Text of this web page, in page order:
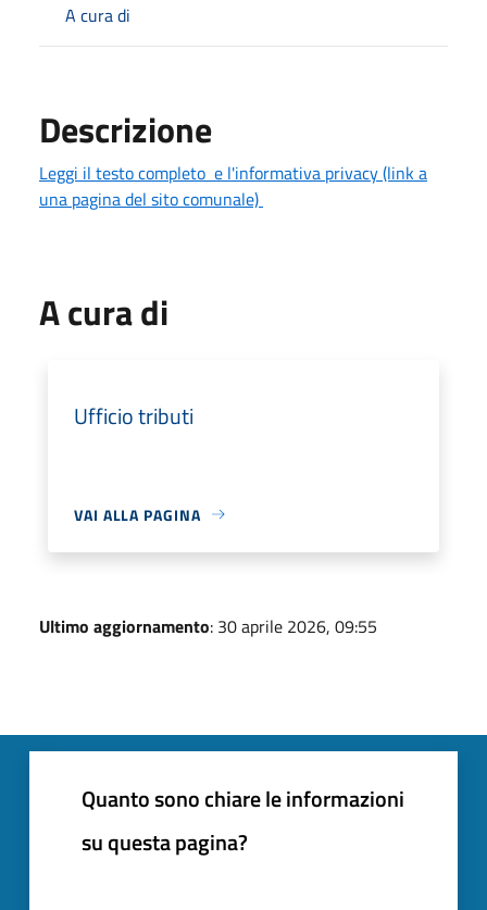
A cura di
Descrizione
Leggi il testo completo e l'informativa privacy (link a
una pagina del sito comunale)
A cura di
Ufficio tributi
VAI ALLA PAGINA
Ultimo aggiornamento: 30 aprile 2026, 09:55
Quanto sono chiare le informazioni
su questa pagina?